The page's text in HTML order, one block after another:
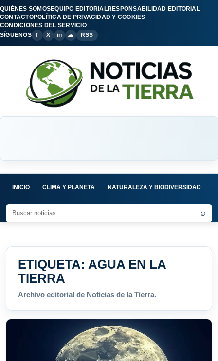
QUIÉNES SOMOSEQUIPO EDITORIALRESPONSABILIDAD EDITORIAL
CONTACTOPOLÍTICA DE PRIVACIDAD Y COOKIES
CONDICIONES DEL SERVICIO
SÍGUENOS
f X in ☁ RSS
INICIO CLIMA Y PLANETA NATURALEZA Y BIODIVERSIDAD
⌕
ETIQUETA: AGUA EN LA
TIERRA
Archivo editorial de Noticias de la Tierra.